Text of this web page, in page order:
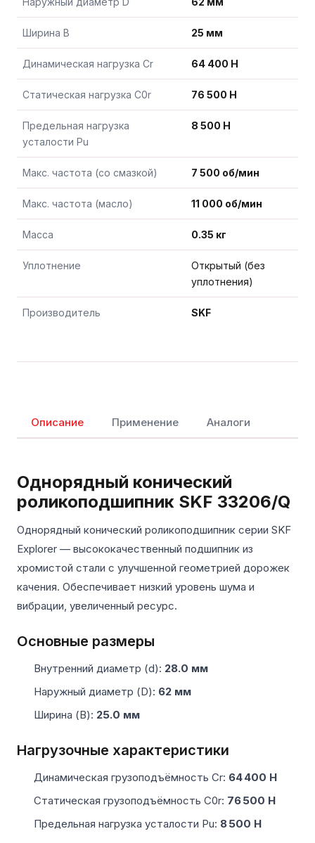
Ширина B 25 мм
Динамическая нагрузка Cr 64 400 Н
Статическая нагрузка C0r 76 500 Н
Предельная нагрузка
усталости Pu
8 500 Н
Макс. частота (со смазкой) 7 500 об/мин
Макс. частота (масло) 11 000 об/мин
Масса 0.35 кг
Уплотнение
Открытый (без
уплотнения)
Производитель SKF
Описание Применение Аналоги
Однорядный конический
роликоподшипник SKF 33206/Q
Однорядный конический роликоподшипник серии SKF
Explorer — высококачественный подшипник из
хромистой стали с улучшенной геометрией дорожек
качения. Обеспечивает низкий уровень шума и
вибрации, увеличенный ресурс.
Основные размеры
Внутренний диаметр (d): 28.0 мм
Наружный диаметр (D): 62 мм
Ширина (B): 25.0 мм
Нагрузочные характеристики
Динамическая грузоподъёмность Cr: 64 400 Н
Статическая грузоподъёмность C0r: 76 500 Н
Предельная нагрузка усталости Pu: 8 500 Н